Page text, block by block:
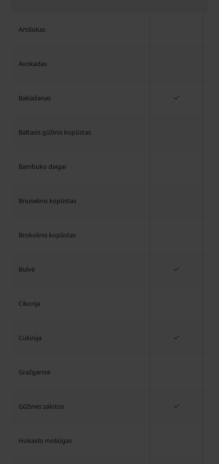
Artišokas
Avokadas
Baklažanas ✓
Baltasis gūžinis kopūstas
Bambuko daigai
Briuselinis kopūstas
Brokolinis kopūstas
Bulvė ✓
Cikorija
Cukinija ✓
Gražgarstė
Gūžinės salotos ✓
Hokaido moliūgas